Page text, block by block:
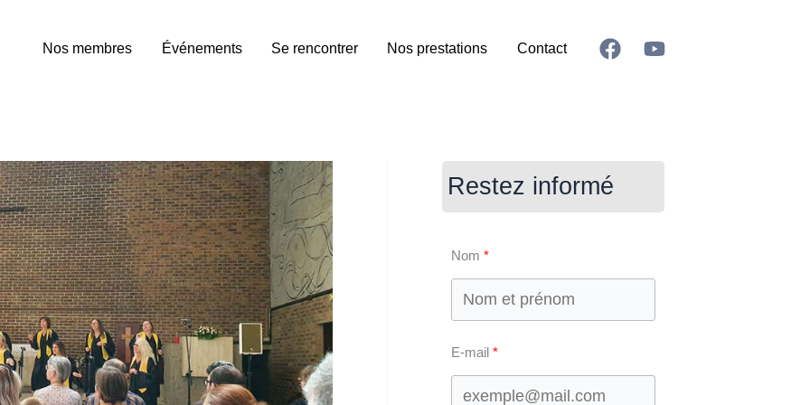
Nos membres Événements Se rencontrer Nos prestations Contact
Restez informé
Nom
E-mail